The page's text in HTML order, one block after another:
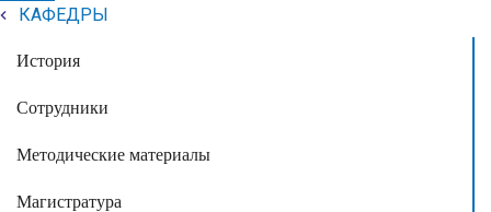
КАФЕДРЫ
История
Сотрудники
Методические материалы
Магистратура